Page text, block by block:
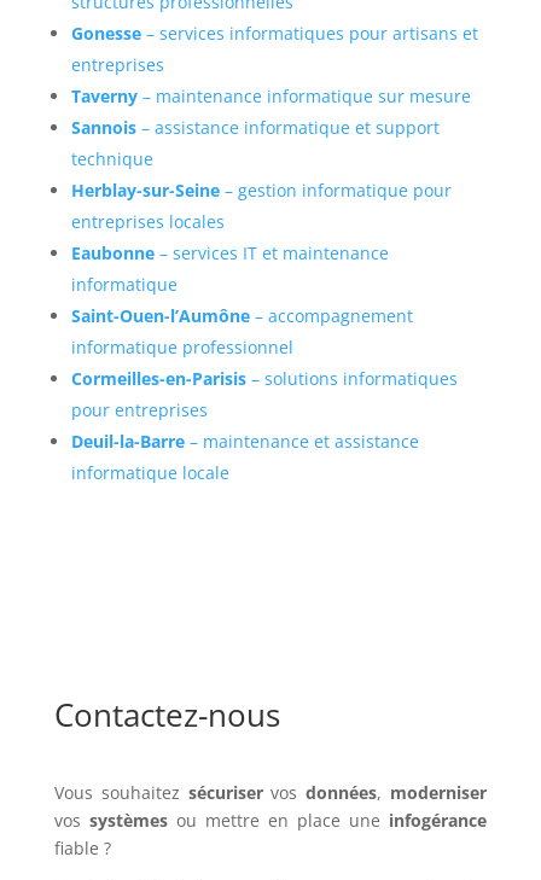
Gonesse– services informatiques pour artisans et
entreprises
Taverny– maintenance informatique sur mesure
Sannois– assistance informatique et support
technique
Herblay-sur-Seine– gestion informatique pour
entreprises locales
Eaubonne– services IT et maintenance
informatique
Saint-Ouen-l’Aumône– accompagnement
informatique professionnel
Cormeilles-en-Parisis– solutions informatiques
pour entreprises
Deuil-la-Barre– maintenance et assistance
informatique locale
Contactez-nous
Vous souhaitez sécuriservosdonnées, moderniser
vos systèmesou mettre en place une infogérance
fiable ?